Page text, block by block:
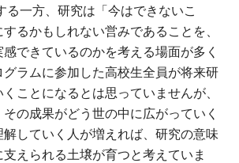
る一方、研究は「今はできないこ
るかもしれない営みであることを、
できているのかを考える場面が多く
ラムに参加した高校生全員が将来研
ことになるとは思っていませんが、
の成果がどう世の中に広がっていく
していく人が増えれば、研究の意味
えられる土壌が育つと考えていま